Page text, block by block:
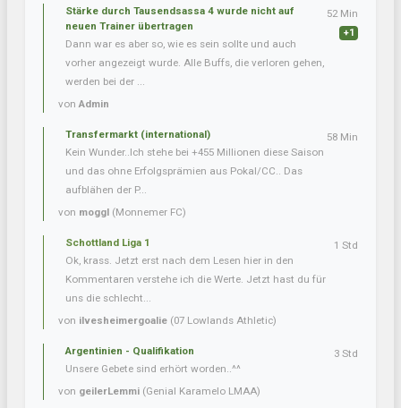
Stärke durch Tausendsassa 4 wurde nicht auf
neuen Trainer übertragen
Dann war es aber so, wie es sein sollte und auch
vorher angezeigt wurde. Alle Buffs, die verloren gehen,
werden bei der ...
vonAdmin
52 Min
+1
Transfermarkt (international)
Kein Wunder..Ich stehe bei +455 Millionen diese Saison
und das ohne Erfolgsprämien aus Pokal/CC.. Das
aufblähen der P...
von moggl (Monnemer FC)
58 Min
Schottland Liga 1
Ok, krass. Jetzt erst nach dem Lesen hier in den
Kommentaren verstehe ich die Werte. Jetzt hast du für
uns die schlecht...
von ilvesheimergoalie (07 Lowlands Athletic)
1 Std
Argentinien - Qualifikation
Unsere Gebete sind erhört worden..^^
von geilerLemmi (Genial Karamelo LMAA)
3 Std